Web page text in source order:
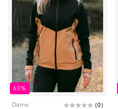
60%
Dame (0)